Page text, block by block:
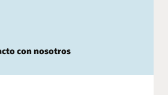
con nosotros